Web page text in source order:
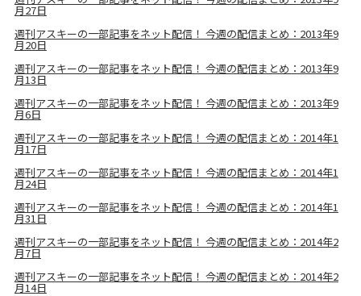
月27日
週刊アスキーの一部記事をネット配信！ 今週の配信まとめ：2013年9
月20日
週刊アスキーの一部記事をネット配信！ 今週の配信まとめ：2013年9
月13日
週刊アスキーの一部記事をネット配信！ 今週の配信まとめ：2013年9
月6日
週刊アスキーの一部記事をネット配信！ 今週の配信まとめ：2014年1
月17日
週刊アスキーの一部記事をネット配信！ 今週の配信まとめ：2014年1
月24日
週刊アスキーの一部記事をネット配信！ 今週の配信まとめ：2014年1
月31日
週刊アスキーの一部記事をネット配信！ 今週の配信まとめ：2014年2
月7日
週刊アスキーの一部記事をネット配信！ 今週の配信まとめ：2014年2
月14日